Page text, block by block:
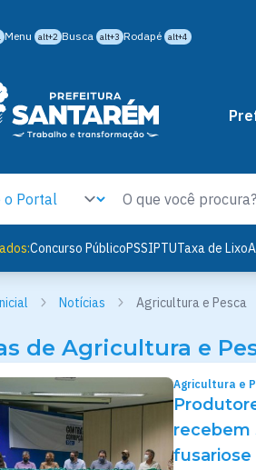
Menu alt+2 Busca alt+3 Rodapé alt+4
Concurso PúblicoPSSIPTUTaxa de Lixo
Notícias Agricultura e Pesca
de Agricultura e
Agricultura e
recebem
fusariose